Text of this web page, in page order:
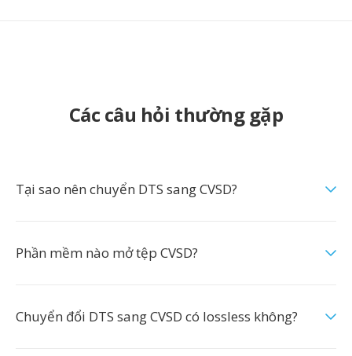
Các câu hỏi thường gặp
Tại sao nên chuyển DTS sang CVSD?
Phần mềm nào mở tệp CVSD?
Chuyển đổi DTS sang CVSD có lossless không?